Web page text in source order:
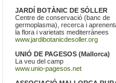
JARDÍ BOTÀNIC DE SÓLLER
Centre de conservació (banc de
germoplasma), recerca i
la flora i varietats mediterrànees
www.jardibotanicdesoller.org
UNIÓ DE PAGESOS (Mallorca)
La veu del camp
www.unio-pagesos.net